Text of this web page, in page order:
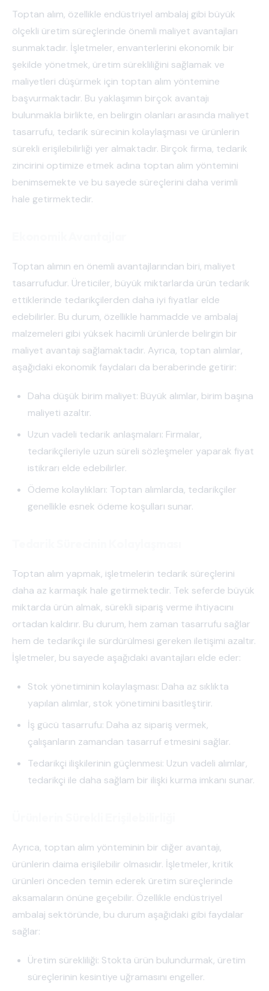
Toptan alım, özellikle endüstriyel ambalaj gibi büyük
ölçekli üretim süreçlerinde önemli maliyet avantajları
sunmaktadır. İşletmeler, envanterlerini ekonomik bir
şekilde yönetmek, üretim sürekliliğini sağlamak ve
maliyetleri düşürmek için toptan alım yöntemine
başvurmaktadır. Bu yaklaşımın birçok avantajı
bulunmakla birlikte, en belirgin olanları arasında maliyet
tasarrufu, tedarik sürecinin kolaylaşması ve ürünlerin
sürekli erişilebilirliği yer almaktadır. Birçok firma, tedarik
zincirini optimize etmek adına toptan alım yöntemini
benimsemekte ve bu sayede süreçlerini daha verimli
hale getirmektedir.
Toptan alımın en önemli avantajlarından biri, maliyet
tasarrufudur. Üreticiler, büyük miktarlarda ürün tedarik
ettiklerinde tedarikçilerden daha iyi fiyatlar elde
edebilirler. Bu durum, özellikle hammadde ve ambalaj
malzemeleri gibi yüksek hacimli ürünlerde belirgin bir
maliyet avantajı sağlamaktadır. Ayrıca, toptan alımlar,
aşağıdaki ekonomik faydaları da beraberinde getirir:
Daha düşük birim maliyet: Büyük alımlar, birim başına
maliyeti azaltır.
Uzun vadeli tedarik anlaşmaları: Firmalar,
tedarikçileriyle uzun süreli sözleşmeler yaparak fiyat
istikrarı elde edebilirler.
Ödeme kolaylıkları: Toptan alımlarda, tedarikçiler
genellikle esnek ödeme koşulları sunar.
Toptan alım yapmak, işletmelerin tedarik süreçlerini
daha az karmaşık hale getirmektedir. Tek seferde büyük
miktarda ürün almak, sürekli sipariş verme ihtiyacını
ortadan kaldırır. Bu durum, hem zaman tasarrufu sağlar
hem de tedarikçi ile sürdürülmesi gereken iletişimi azaltır.
İşletmeler, bu sayede aşağıdaki avantajları elde eder:
Stok yönetiminin kolaylaşması: Daha az sıklıkta
yapılan alımlar, stok yönetimini basitleştirir.
İş gücü tasarrufu: Daha az sipariş vermek,
çalışanların zamandan tasarruf etmesini sağlar.
Tedarikçi ilişkilerinin güçlenmesi: Uzun vadeli alımlar,
tedarikçi ile daha sağlam bir ilişki kurma imkanı sunar.
Ayrıca, toptan alım yönteminin bir diğer avantajı,
ürünlerin daima erişilebilir olmasıdır. İşletmeler, kritik
ürünleri önceden temin ederek üretim süreçlerinde
aksamaların önüne geçebilir. Özellikle endüstriyel
ambalaj sektöründe, bu durum aşağıdaki gibi faydalar
sağlar:
Üretim sürekliliği: Stokta ürün bulundurmak, üretim
süreçlerinin kesintiye uğramasını engeller.